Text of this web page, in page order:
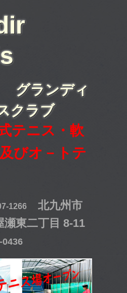
グランディ
クラブ
テニス・軟
びオ－トテ
北九州市
瀬東二丁目 8-11